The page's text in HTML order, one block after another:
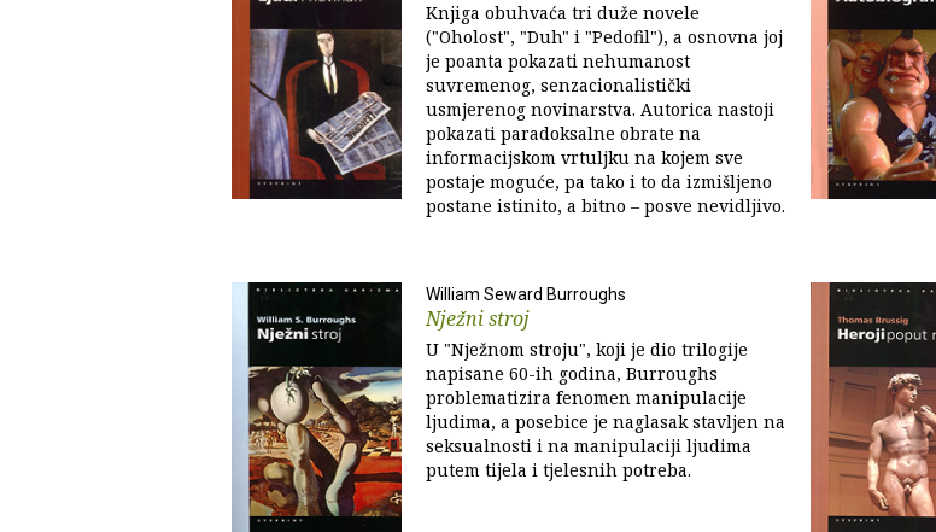
Knjiga obuhvaća tri duže novele
("Oholost", "Duh" i "Pedofil"), a osnovna joj
je poanta pokazati nehumanost
suvremenog, senzacionalistički
usmjerenog novinarstva. Autorica nastoji
pokazati paradoksalne obrate na
informacijskom vrtuljku na kojem sve
postaje moguće, pa tako i to da izmišljeno
postane istinito, a bitno – posve nevidljivo.
William Seward Burroughs
Nježni stroj
U "Nježnom stroju", koji je dio trilogije
napisane 60-ih godina, Burroughs
problematizira fenomen manipulacije
ljudima, a posebice je naglasak stavljen na
seksualnosti i na manipulaciji ljudima
putem tijela i tjelesnih potreba.